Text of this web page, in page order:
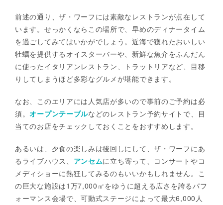
前述の通り、ザ・ワーフには素敵なレストランが点在して
います。せっかくならこの場所で、早めのディナータイム
を過ごしてみてはいかがでしょう。近海で獲れたおいしい
牡蠣を提供するオイスターバーや、新鮮な魚介をふんだん
に使ったイタリアンレストラン、トラットリアなど、目移
りしてしまうほど多彩なグルメが堪能できます。
なお、このエリアには人気店が多いので事前のご予約は必
須。オープンテーブルなどのレストラン予約サイトで、目
当てのお店をチェックしておくことをおすすめします。
あるいは、夕食の楽しみは後回しにして、ザ・ワーフにあ
るライブハウス、 アンセムに立ち寄って、コンサートやコ
メディショーに熱狂してみるのもいいかもしれません。こ
の巨大な施設は1万7,000㎡をゆうに超える広さを誇るパフ
ォーマンス会場で、可動式ステージによって最大6,000人